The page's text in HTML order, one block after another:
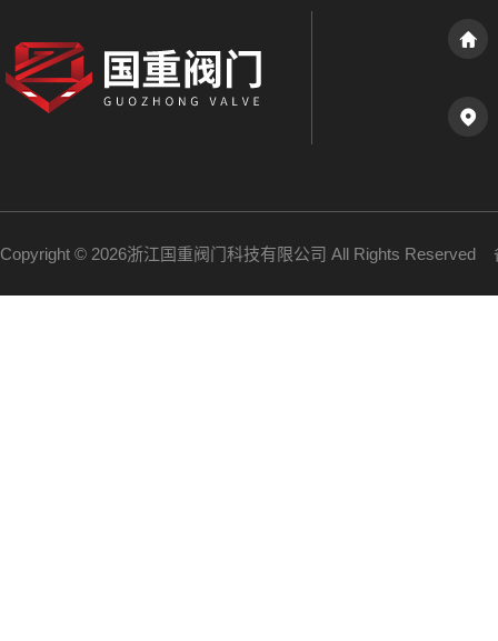
Copyright © 2026浙江国重阀门科技有限公司 All Rights Reserved